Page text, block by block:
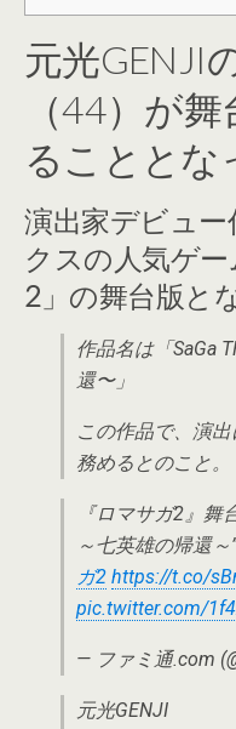
元光GENJI
（44）が
ることとな
演出家デビュ
クスの人気ゲー
2」の舞台版と
作品名は「SaGa
還〜」
この作品で、演
務めるとのこと。
『ロマサガ2』舞
～七英雄の帰還
ガ2 https://t.co/
pic.twitter.com/
— ファミ通.com
元光GENJI